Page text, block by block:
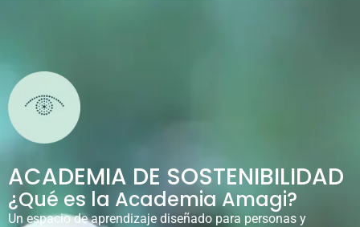
ACADEMIA DE SOSTENIBILIDAD
¿Qué es la Academia Amagi?
Un espacio de aprendizaje diseñado para personas y